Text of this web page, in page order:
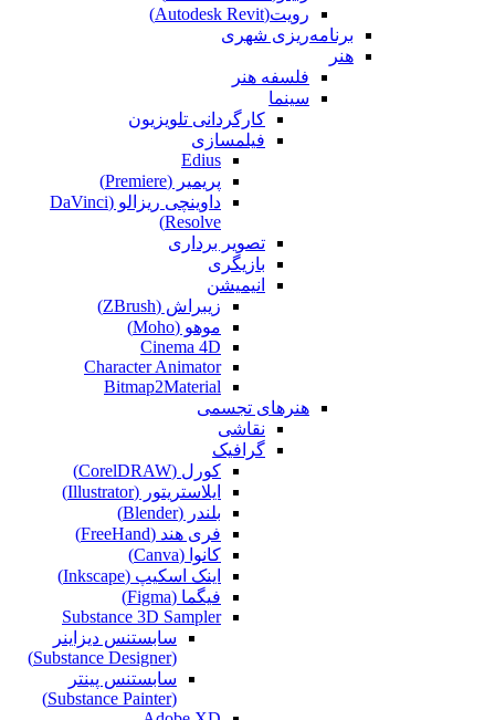
رویت(Autodesk Revit)
برنامه‌ریزی شهری
هنر
فلسفه هنر
سینما
کارگردانی تلویزیون
فیلمسازی
Edius
پریمیر (Premiere)
داوینچی ریزالو (DaVinci
Resolve)
تصویر برداری
بازیگری
انیمیشن
زیبراش (ZBrush)
موهو (Moho)
Cinema 4D
Character Animator
Bitmap2Material
هنرهای تجسمی
نقاشی‌
گرافیک
کورل (CorelDRAW)
ایلاستریتور (Illustrator)
بلندر (Blender)
فری هند (FreeHand)
کانوا (Canva)
اینک اسکیپ (Inkscape)
فیگما (Figma‎)
Substance 3D Sampler
سابستنس دیزاینر
(Substance Designer)
سابستنس پینتر
(Substance Painter)